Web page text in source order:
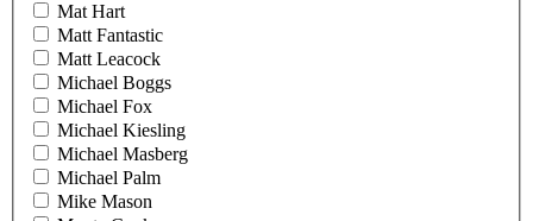
Mat Hart
Matt Fantastic
Matt Leacock
Michael Boggs
Michael Fox
Michael Kiesling
Michael Masberg
Michael Palm
Mike Mason